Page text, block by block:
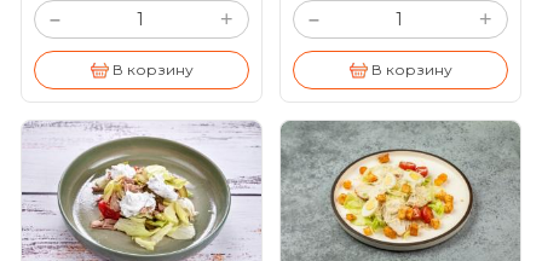
– +
В корзину
– +
В корзину